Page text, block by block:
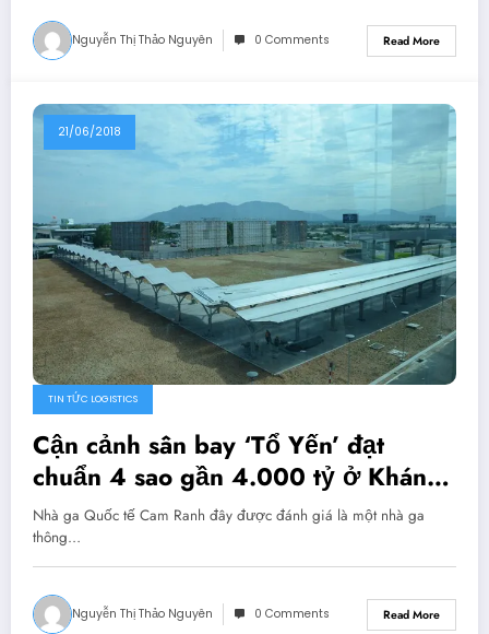
Nguyễn Thị Thảo Nguyên 0 Comments Read More
21/06/2018
TIN TỨC LOGISTICS
Cận cảnh sân bay ‘Tổ Yến’ đạt
chuẩn 4 sao gần 4.000 tỷ ở Khánh
Hòa
Nhà ga Quốc tế Cam Ranh đây được đánh giá là một nhà ga
thông…
Nguyễn Thị Thảo Nguyên 0 Comments Read More